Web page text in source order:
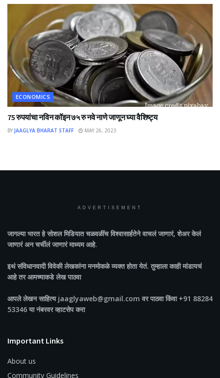
ECONOMICS
75 रुपयांचा नविन कॉइन ७५ रु नवे नाणे जाणून घ्या वैशिष्ट्य
BY JAAGLYA BHARAT STAFF MAY 26, 2023
ADVERTISEMENT
जागल्या भारतहे सोशल मिडियात चळवळींच विश्वासार्हतेने वाचलं जाणारं, शेअर केलं
जाणारं अन चर्चीलं जाणारं माध्यम आहे.
इथं संविधानवादी विवेकी लेखकांना मनमोकळे व्यक्त होता येतं. तुम्हाला काही मांडायचं
आहे तर आमच्याकडे लेख पाठवा
आपले लेखन साहित्य jaaglyaweb@gmail.com वर पाठवा किंवा +91 88284
53346 या नंबरवर व्हाटसेप करा
Important Links
About us
Community Guidelines